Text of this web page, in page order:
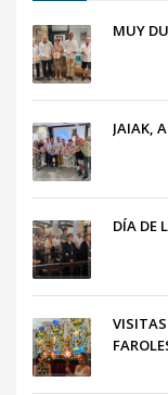
MUY
JAIAK,
DÍA DE
VISITAS